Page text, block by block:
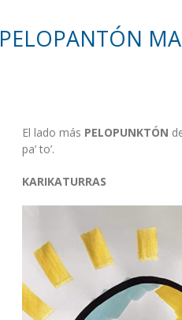
PELOPANTÓN
El lado más PELOPUNKTÓN
pa’ to’.
KARIKATURRAS